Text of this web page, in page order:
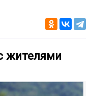
жителями